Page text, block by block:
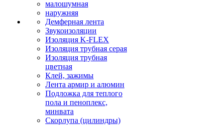
малошумная
наружняя
Демферная лента
Звукоизоляции
Изоляция K-FLEX
Изоляция трубная серая
Изоляция трубная
цветная
Клей, зажимы
Лента армир и алюмин
Подложка для теплого
пола и пеноплекс,
минвата
Скорлупа (цилиндры)